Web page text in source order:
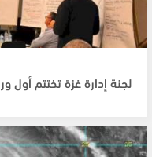
لجنة إدارة غزة تختتم أول